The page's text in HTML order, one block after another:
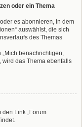
oder ein Thema
es abonnieren, in dem
auswählst, die sich
des Themas
benachrichtigen,
wird das Thema ebenfalls
Link „Forum